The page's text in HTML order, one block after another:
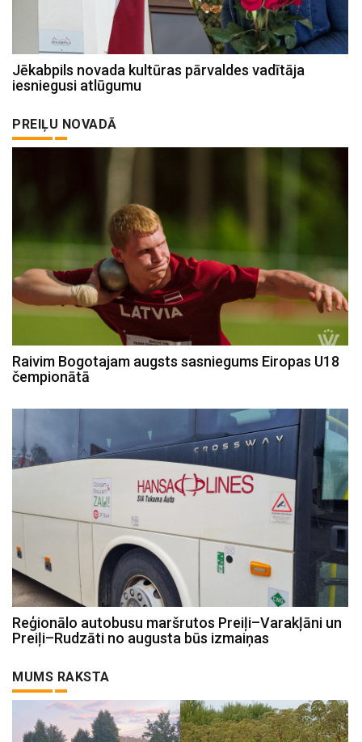
Jēkabpils novada kultūras pārvaldes vadītāja
iesniegusi atlūgumu
PREIĻU NOVADĀ
Raivim Bogotajam augsts sasniegums Eiropas U18
čempionātā
Reģionālo autobusu maršrutos Preiļi–Varakļāni un
Preiļi–Rudzāti no augusta būs izmaiņas
MUMS RAKSTA